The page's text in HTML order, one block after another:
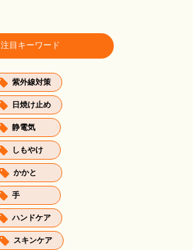
注目キーワード
紫外線対策
日焼け止め
静電気
しもやけ
かかと
手
ハンドケア
スキンケア